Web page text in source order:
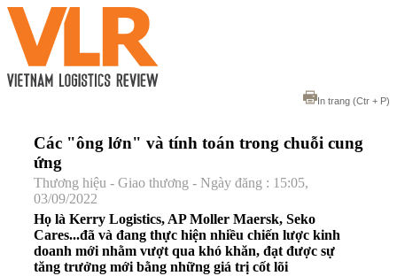
In trang (Ctr + P)
Các "ông lớn" và tính toán trong chuỗi cung
ứng
Thương hiệu - Giao thương - Ngày đăng : 15:05,
03/09/2022
Họ là Kerry Logistics, AP Moller Maersk, Seko
Cares...đã và đang thực hiện nhiều chiến lược kinh
doanh mới nhằm vượt qua khó khăn, đạt được sự
tăng trưởng mới bằng những giá trị cốt lõi